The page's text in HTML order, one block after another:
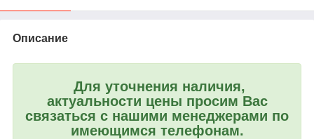
Описание
Для уточнения наличия,
актуальности цены просим Вас
связаться с нашими менеджерами по
имеющимся телефонам.